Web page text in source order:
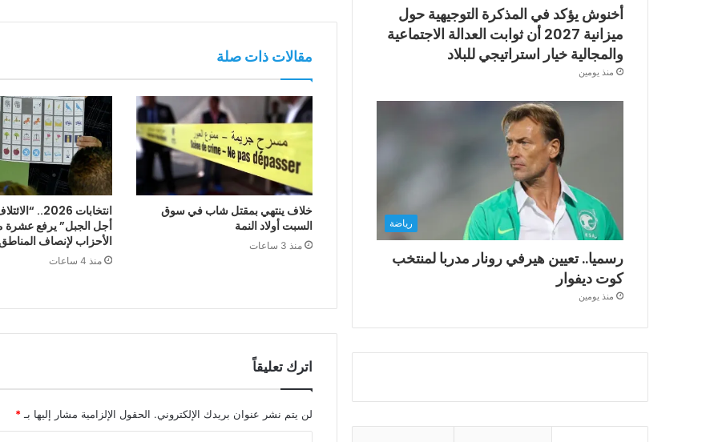
مقالات ذات صلة
خلاف ينتهي بمقتل شاب في سوق
السبت أولاد النمة
منذ 3 ساعات
انتخابات
أجل الجبل” يرفع عشرة
الأحزاب لإنصاف المناطق
منذ 4 ساعات
اترك تعليقاً
لن يتم نشر عنوان بريدك الإلكتروني. الحقول الإلزامية مشار إليها بـ*
أخنوش يؤكد في المذكرة التوجيهية حول
ميزانية 2027 أن ثوابت العدالة الاجتماعية
والمجالية خيار استراتيجي للبلاد
منذ يومين
رياضة
رسميا.. تعيين هيرفي رونار مدربا لمنتخب
كوت ديفوار
منذ يومين